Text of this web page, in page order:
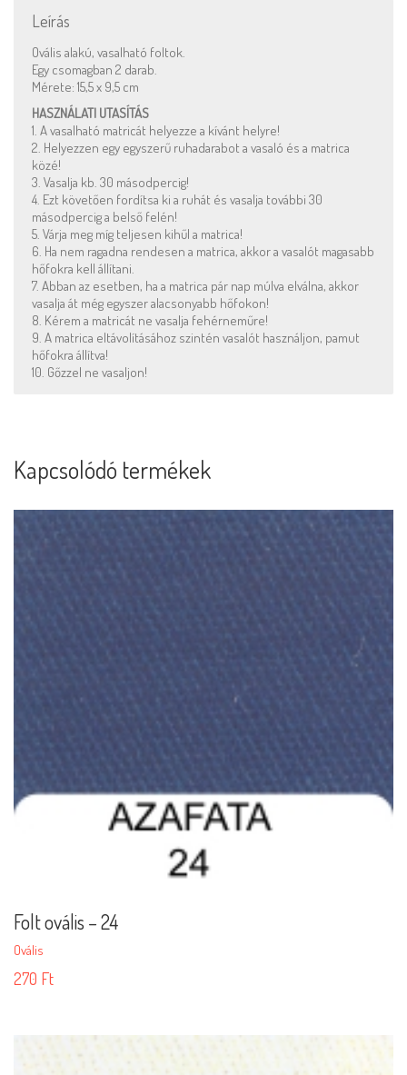
Leírás
Ovális alakú, vasalható foltok.
Egy csomagban 2 darab.
Mérete: 15,5 x 9,5 cm
HASZNÁLATI UTASÍTÁS
1. A vasalható matricát helyezze a kívánt helyre!
2. Helyezzen egy egyszerű ruhadarabot a vasaló és a matrica
közé!
3. Vasalja kb. 30 másodpercig!
4. Ezt követően fordítsa ki a ruhát és vasalja további 30
másodpercig a belső felén!
5. Várja meg míg teljesen kihűl a matrica!
6. Ha nem ragadna rendesen a matrica, akkor a vasalót magasabb
hőfokra kell állítani.
7. Abban az esetben, ha a matrica pár nap múlva elválna, akkor
vasalja át még egyszer alacsonyabb hőfokon!
8. Kérem a matricát ne vasalja fehérneműre!
9. A matrica eltávolításához szintén vasalót használjon, pamut
hőfokra állítva!
10. Gőzzel ne vasaljon!
Kapcsolódó termékek
Folt ovális – 24
Ovális
270 Ft